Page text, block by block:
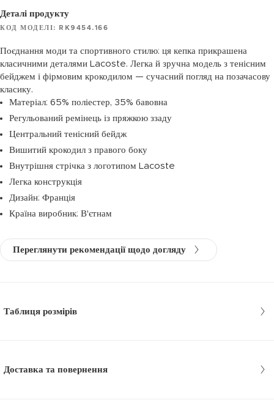
Деталі продукту
КОД МОДЕЛІ: RK9454.166
Поєднання моди та спортивного стилю: ця кепка прикрашена
класичними деталями Lacoste. Легка й зручна модель з тенісним
бейджем і фірмовим крокодилом — сучасний погляд на позачасову
класику.
Матеріал: 65% поліестер, 35% бавовна
Регульований ремінець із пряжкою ззаду
Центральний тенісний бейдж
Вишитий крокодил з правого боку
Внутрішня стрічка з логотипом Lacoste
Легка конструкція
Дизайн: Франція
Країна виробник: В'єтнам
Переглянути рекомендації щодо догляду
Таблиця розмірів
Доставка та повернення